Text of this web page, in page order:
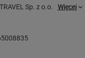
Sp. z o.o. Więcej